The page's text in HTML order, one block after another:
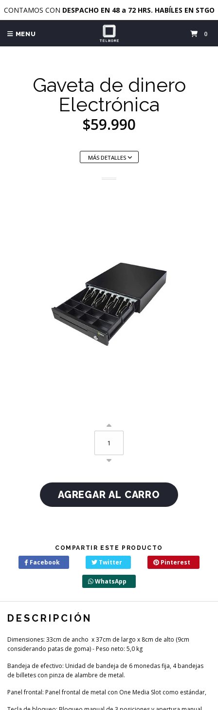
CONTAMOS CON DESPACHO EN 48 a 72 HRS. HABÍLES EN STGO
MENU 0
Gaveta de dinero
Electrónica
$59.990
MÁS DETALLES
COMPARTIR ESTE PRODUCTO
Facebook Twitter Pinterest
WhatsApp
DESCRIPCIÓN
Dimensiones: 33cm de ancho x 37cm de largo x 8cm de alto (9cm
considerando patas de goma) - Peso neto: 5,0 kg
Bandeja de efectivo: Unidad de bandeja de 6 monedas fija, 4 bandejas
de billetes con pinza de alambre de metal.
Panel frontal: Panel frontal de metal con One Media Slot como estándar,